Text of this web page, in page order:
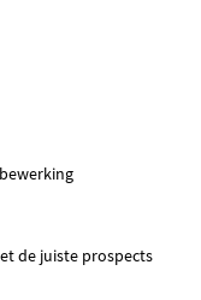
de juiste prospects